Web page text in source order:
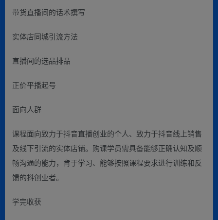
带货直播间的话术撰写
实体店同城引流方法
直播间的选品排品
正价平播起号
面向人群
课程面向致力于抖音直播创业的个人、致力于抖音线上销售
及线下引流的实体店铺。购课学员需具备能够正确认知及顺
畅沟通的能力，肯于学习、能够按照课程要求进行训练和反
馈的抖创业者。
学完收获